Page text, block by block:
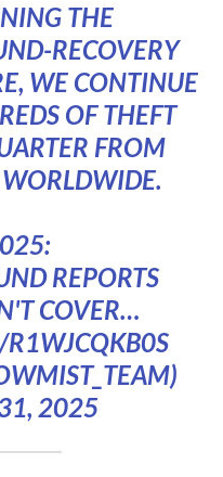
THE
RECOVERY
WE CONTINUE
OF THEFT
FROM
WORLDWIDE.
REPORTS
COVER…
R1WJCQKB0S
2025